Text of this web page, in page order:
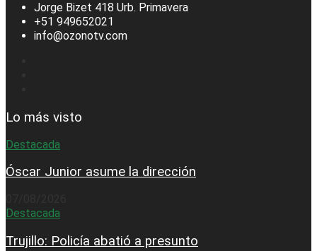
Jorge Bizet 418 Urb. Primavera
+51 949652021
info@ozonotv.com
Lo más visto
Destacada
Óscar Junior asume la dirección
Destacada
Trujillo: Policía abatió a presunto